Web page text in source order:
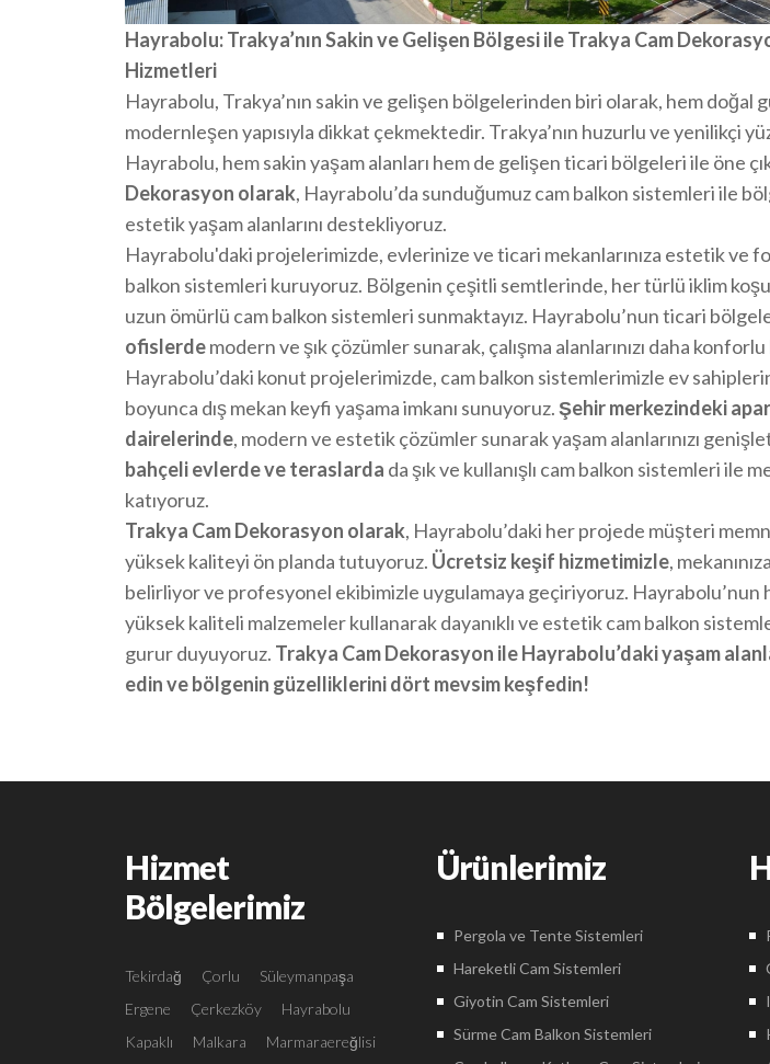
Hayrabolu: Trakya’nın Sakin ve Gelişen Bölgesi ile Trakya Cam
Hizmetleri
Hayrabolu, Trakya’nın sakin ve gelişen bölgelerinden biri olarak, hem doğal
modernleşen yapısıyla dikkat çekmektedir. Trakya’nın huzurlu ve yenilikçi
Hayrabolu, hem sakin yaşam alanları hem de gelişen ticari bölgeleri ile öne
Dekorasyon olarak, Hayrabolu’da sunduğumuz cam balkon sistemleri ile
estetik yaşam alanlarını destekliyoruz.
Hayrabolu'daki projelerimizde, evlerinize ve ticari mekanlarınıza estetik ve
balkon sistemleri kuruyoruz. Bölgenin çeşitli semtlerinde, her türlü iklim
uzun ömürlü cam balkon sistemleri sunmaktayız. Hayrabolu’nun ticari
ofislerdemodern ve şık çözümler sunarak, çalışma alanlarınızı daha
Hayrabolu’daki konut projelerimizde, cam balkon sistemlerimizle ev
boyunca dış mekan keyfi yaşama imkanı sunuyoruz.Şehir merkezindeki
dairelerinde, modern ve estetik çözümler sunarak yaşam alanlarınızı
bahçeli evlerde ve teraslarda da şık ve kullanışlı cam balkon sistemleri ile
katıyoruz.
Trakya Cam Dekorasyon olarak, Hayrabolu’daki her projede müşteri
yüksek kaliteyi ön planda tutuyoruz. Ücretsiz keşif hizmetimizle,
belirliyor ve profesyonel ekibimizle uygulamaya geçiriyoruz. Hayrabolu’nun
yüksek kaliteli malzemeler kullanarak dayanıklı ve estetik cam balkon
gurur duyuyoruz. Trakya Cam Dekorasyon ile Hayrabolu’daki yaşam
edin ve bölgenin güzelliklerini dört mevsim keşfedin!
Hizmet
Bölgelerimiz
Tekirdağ Çorlu
Süleymanpaşa
Ergene
Çerkezköy
Hayrabolu
Kapaklı
Malkara Marmaraereğlisi
Ürünlerimiz
Pergola ve Tente Sistemleri
Hareketli Cam Sistemleri
Giyotin Cam Sistemleri
Sürme Cam Balkon Sistemleri